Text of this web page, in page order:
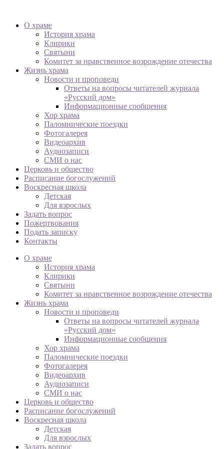
О храме
История храма
Клирики
Святыни
Комитет за нравственное возрождение отечества
Жизнь храма
Новости и проповеди
Ответы на вопросы читателей журнала
«Русский дом»
Информационные сообщения
Хор храма
Паломнические поездки
Фотогалерея
Видеоархив
Аудиозаписи
СМИ о нас
Церковь и общество
Расписание богослужений
Воскресная школа
Детская
Для взрослых
Задать вопрос
Пожертвования
Подать записку
Контакты
О храме
История храма
Клирики
Святыни
Комитет за нравственное возрождение отечества
Жизнь храма
Новости и проповеди
Ответы на вопросы читателей журнала
«Русский дом»
Информационные сообщения
Хор храма
Паломнические поездки
Фотогалерея
Видеоархив
Аудиозаписи
СМИ о нас
Церковь и общество
Расписание богослужений
Воскресная школа
Детская
Для взрослых
Задать вопрос